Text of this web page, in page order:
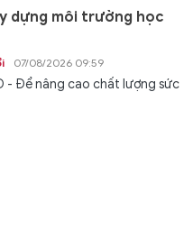
dựng môi trường học
07/08/2026 09:59
- Để nâng cao chất lượng sức